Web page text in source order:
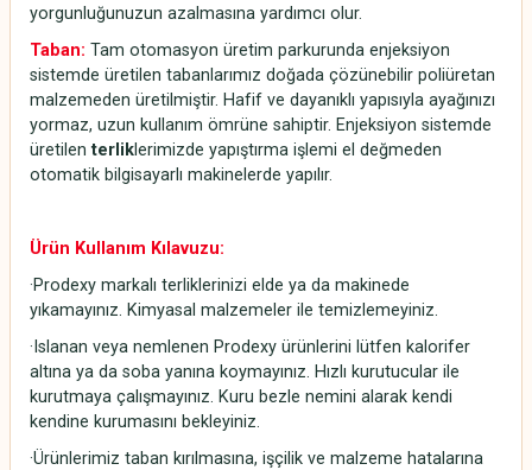
yorgunluğunuzun azalmasına yardımcı olur.
Taban: Tam otomasyon üretim parkurunda enjeksiyon
sistemde üretilen tabanlarımız doğada çözünebilir poliüretan
malzemeden üretilmiştir. Hafif ve dayanıklı yapısıyla ayağınızı
yormaz, uzun kullanım ömrüne sahiptir. Enjeksiyon sistemde
üretilenterliklerimizde yapıştırma işlemi el değmeden
otomatik bilgisayarlı makinelerde yapılır.
Ürün Kullanım Kılavuzu:
·Prodexy markalı terliklerinizi elde ya da makinede
yıkamayınız. Kimyasal malzemeler ile temizlemeyiniz.
·Islanan veya nemlenen Prodexy ürünlerini lütfen kalorifer
altına ya da soba yanına koymayınız. Hızlı kurutucular ile
kurutmaya çalışmayınız. Kuru bezle nemini alarak kendi
kendine kurumasını bekleyiniz.
·Ürünlerimiz taban kırılmasına, işçilik ve malzeme hatalarına